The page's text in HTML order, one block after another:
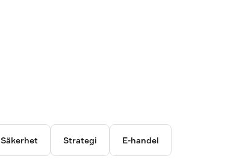
Säkerhet Strategi E-handel